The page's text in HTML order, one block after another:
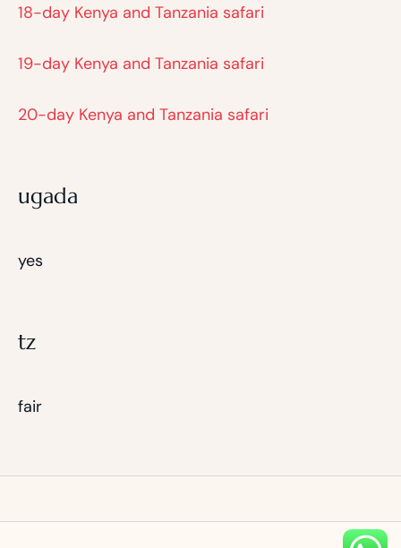
18-day Kenya and Tanzania safari
19-day Kenya and Tanzania safari
20-day Kenya and Tanzania safari
ugada
yes
tz
fair